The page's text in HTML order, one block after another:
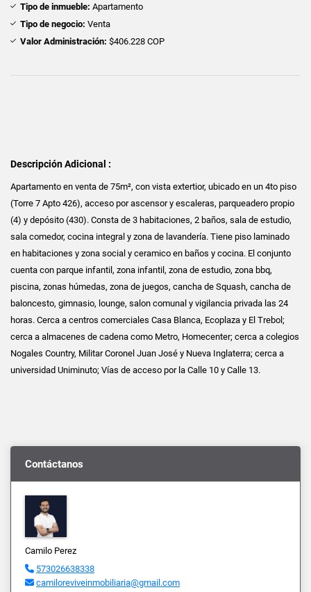
Tipo de inmueble: Apartamento
Tipo de negocio: Venta
Valor Administración: $406.228 COP
Descripción Adicional :
Apartamento en venta de 75m², con vista extertior, ubicado en un 4to piso
(Torre 7 Apto 426), acceso por ascensor y escaleras, parqueadero propio
(4) y depósito (430). Consta de 3 habitaciones, 2 baños, sala de estudio,
sala comedor, cocina integral y zona de lavandería. Tiene piso laminado
en habitaciones y zona social y ceramico en baños y cocina. El conjunto
cuenta con parque infantil, zona infantil, zona de estudio, zona bbq,
piscina, zonas húmedas, zona de juegos, cancha de Squash, cancha de
baloncesto, gimnasio, lounge, salon comunal y vigilancia privada las 24
horas. Cerca a centros comerciales Casa Blanca, Ecoplaza y El Trebol;
cerca a almacenes de cadena como Metro, Homecenter; cerca a colegios
Nogales Country, Militar Coronel Juan José y Nueva Inglaterra; cerca a
universidad Uniminuto; Vías de acceso por la Calle 10 y Calle 13.
Contáctanos
Camilo Perez
573026638338
camiloreviveinmobiliaria@gmail.com